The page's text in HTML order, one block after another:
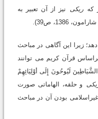
که ریکی
نیز از آن تعبیر به
1386، ص39).
زیرا این آگاهی در مباحث
قرآن کریم می توانند
لَیُوحُونَ إِلَی أوْلِیَائِهِمْ
و حلقه، الهاماتی صورت
بودن آن در مباحث